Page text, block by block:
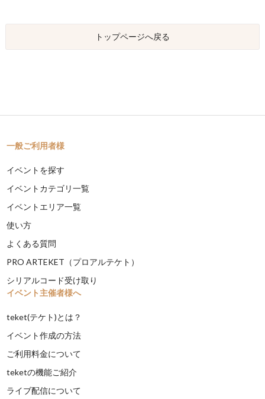
トップページへ戻る
一般ご利用者様
イベントを探す
イベントカテゴリ一覧
イベントエリア一覧
使い方
よくある質問
PRO ARTEKET（プロアルテケト）
シリアルコード受け取り
イベント主催者様へ
teket(テケト)とは？
イベント作成の方法
ご利用料金について
teketの機能ご紹介
ライブ配信について